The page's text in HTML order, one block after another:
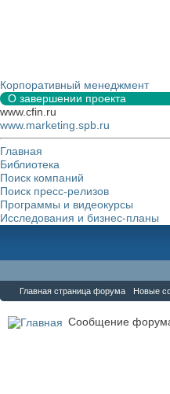
Корпоративный менеджмент
О завершении проекта
www.cfin.ru
www.marketing.spb.ru
Главная
Библиотека
Поиск компаний
Поиск пресс-релизов
Программы и видеокурсы
Исследования и бизнес-планы
Главная страница форума Новые
Сообщение